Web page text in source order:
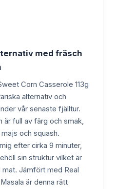
med fräsch
Corn Casserole 113g
alternativ och
vår senaste fjälltur.
full av färg och smak,
och squash.
efter cirka 9 minuter,
sin struktur vilket är
Jämfört med Real
är denna rätt